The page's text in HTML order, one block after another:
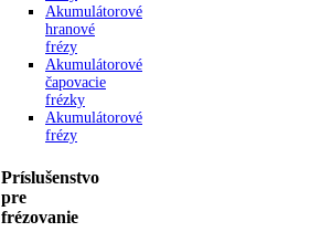
Akumulátorové
hranové
frézy
Akumulátorové
čapovacie
frézky
Akumulátorové
frézy
Príslušenstvo
pre
frézovanie